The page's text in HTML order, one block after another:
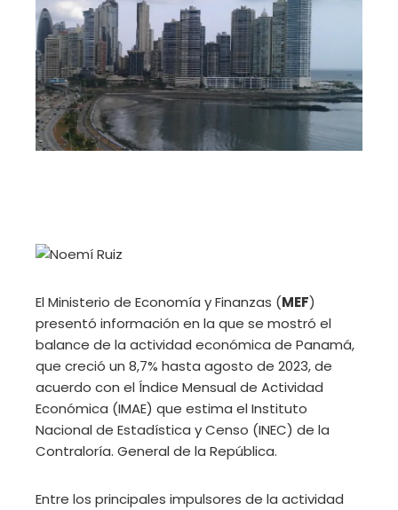
El Ministerio de Economía y Finanzas (MEF)
presentó información en la que se mostró el
balance de la actividad económica de Panamá,
que creció un 8,7% hasta agosto de 2023, de
acuerdo con el Índice Mensual de Actividad
Económica (IMAE) que estima el Instituto
Nacional de Estadística y Censo (INEC) de la
Contraloría. General de la República.
Entre los principales impulsores de la actividad